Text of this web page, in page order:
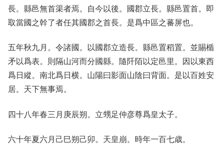
長。縣邑無首渠者焉。自今以後。國郡立長。縣邑置首。即
取當國之幹了者任其國郡之首長。是爲中區之蕃屏也。
五年秋九月。令諸國。以國郡立造長。縣邑置稻置。並賜楯
矛以爲表。則隔山河而分國縣。隨阡陌以定邑里。因以東西
爲日縱。南北爲日横。山陽曰影面山陰曰背面。是以百姓安
居。天下無事焉。
四十八年春三月庚辰朔。立甥足仲彦尊爲皇太子。
六十年夏六月己巳朔己卯。天皇崩。時年一百七歳。